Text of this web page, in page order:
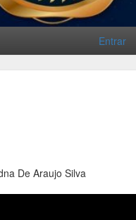
Entrar
De Araujo Silva